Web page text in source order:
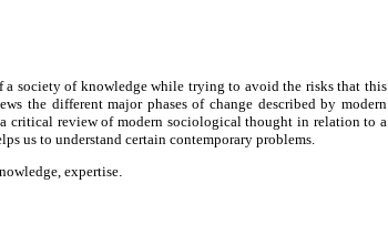
society of knowledge while trying to avoid the risks that this
the different major phases of change described by modern
critical review of modern sociological thought in relation to a
us to understand certain contemporary problems.
expertise.